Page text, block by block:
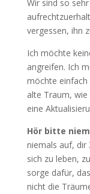
Wir sind so
vergessen, ihn
Ich möchte
angreifen. Ich
möchte einfach
alte Traum,
eine
Hör bitte
niemals auf, dir
sich zu leben,
sorge dafür,
nicht die